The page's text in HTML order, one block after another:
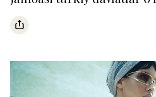
chempionatda uchinchi
egalladi